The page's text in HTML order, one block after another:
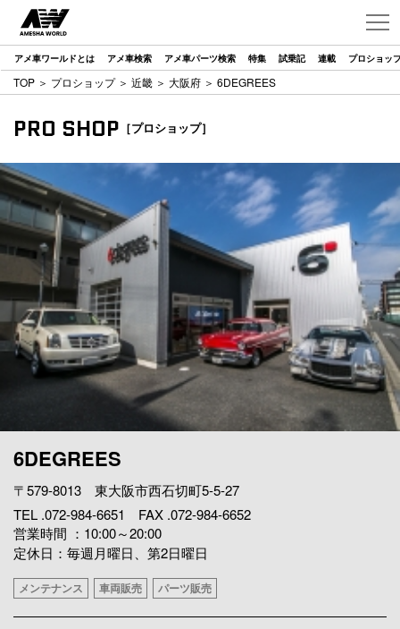
アメ車ワールドとは アメ車検索 アメ車パーツ検索 特集 試乗記 連載 プロショッ
TOP ＞ プロショップ＞ 近畿 ＞ 大阪府 ＞ 6DEGREES
PRO SHOP ［プロショップ］
6DEGREES
〒579-8013 東大阪市西石切町5-5-27
TEL .072-984-6651 FAX .072-984-6652
営業時間 ：10:00～20:00
定休日：毎週月曜日、第2日曜日
メンテナンス 車両販売 パーツ販売